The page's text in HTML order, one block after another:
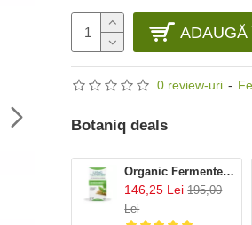
0 review-uri -
ADAUGĂ
Botaniq deals
Organic Fermented Ashwagandha 600 mg Full Spectrum (60 capsule), Living Nutrition
146,25 Lei 195,00
Lei